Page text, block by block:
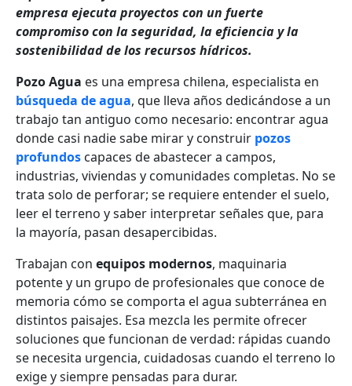
empresa ejecuta proyectos con un fuerte
compromiso con la seguridad, la eficiencia y la
sostenibilidad de los recursos hídricos.
Pozo Agua es una empresa chilena, especialista en
búsqueda de agua, que lleva años dedicándose a un
trabajo tan antiguo como necesario: encontrar agua
donde casi nadie sabe mirar y construir pozos
profundos capaces de abastecer a campos,
industrias, viviendas y comunidades completas. No se
trata solo de perforar; se requiere entender el suelo,
leer el terreno y saber interpretar señales que, para
la mayoría, pasan desapercibidas.
Trabajan con equipos modernos, maquinaria
potente y un grupo de profesionales que conoce de
memoria cómo se comporta el agua subterránea en
distintos paisajes. Esa mezcla les permite ofrecer
soluciones que funcionan de verdad: rápidas cuando
se necesita urgencia, cuidadosas cuando el terreno lo
exige y siempre pensadas para durar.